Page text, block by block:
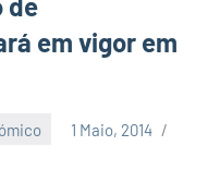
de
em vigor em
1 Maio, 2014